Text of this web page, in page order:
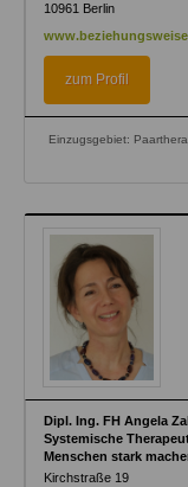
10961
Berlin
zum Profil
Einzugsgebiet:
Dipl. Ing. FH Angela
Systemische
Menschen stark
Kirchstraße 19